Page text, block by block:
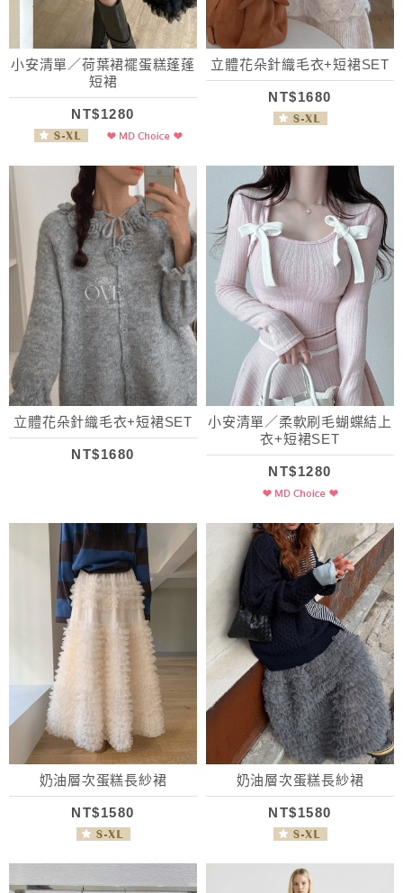
小安清單／荷葉裙襬蛋糕蓬蓬
短裙
NT$1280
立體花朵針織毛衣+短裙SET
NT$1680
立體花朵針織毛衣+短裙SET
NT$1680
小安清單／柔軟刷毛蝴蝶結上
衣+短裙SET
NT$1280
奶油層次蛋糕長紗裙
NT$1580
奶油層次蛋糕長紗裙
NT$1580